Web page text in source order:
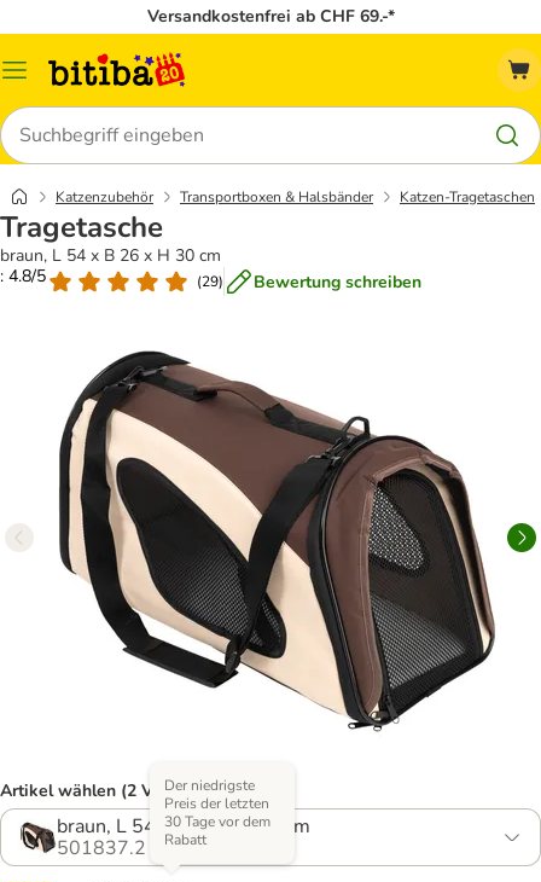
Versandkostenfrei ab CHF 69.-*
Menü
Suchen
Katzenzubehör Transportboxen & Halsbänder Katzen-Tragetaschen
Tragetasche
braun, L 54 x B 26 x H 30 cm
: 4.8/5
(29) Bewertung schreiben
Artikel wählen (2 Varianten)
braun, L 54 x B 26 x H 30 cm
501837.2
Der niedrigste
Preis der letzten
30 Tage vor dem
Rabatt